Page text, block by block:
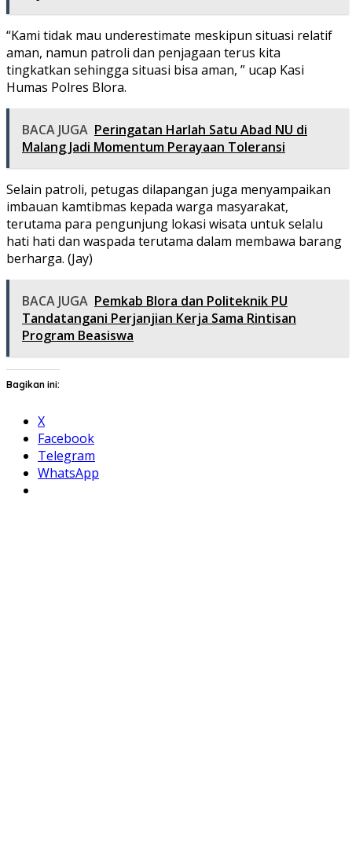
“Kami tidak mau underestimate meskipun situasi relatif
aman, namun patroli dan penjagaan terus kita
tingkatkan sehingga situasi bisa aman, ” ucap Kasi
Humas Polres Blora.
BACA JUGA Peringatan Harlah Satu Abad NU di
Malang Jadi Momentum Perayaan Toleransi
Selain patroli, petugas dilapangan juga menyampaikan
imbauan kamtibmas kepada warga masyarakat,
terutama para pengunjung lokasi wisata untuk selalu
hati hati dan waspada terutama dalam membawa barang
berharga. (Jay)
BACA JUGA Pemkab Blora dan Politeknik PU
Tandatangani Perjanjian Kerja Sama Rintisan
Program Beasiswa
Bagikan ini:
X
Facebook
Telegram
WhatsApp